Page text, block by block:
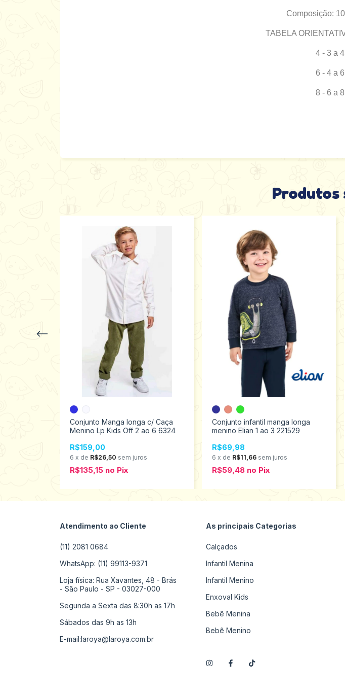
Composição:
TABELA
4 - 3 a
6 - 4 a
8 - 6 a
Produtos
Conjunto Manga longa c/ Caça
Menino Lp Kids Off 2 ao 6 6324
R$159,00
6 x de R$26,50 sem juros
R$135,15 no Pix
Conjunto infantil manga longa
menino Elian 1 ao 3 221529
R$69,98
6 x de R$11,66 sem juros
R$59,48 no Pix
Atendimento ao Cliente
(11) 2081 0684
WhatsApp: (11) 99113-9371
Loja física: Rua Xavantes, 48 - Brás
- São Paulo - SP - 03027-000
Segunda a Sexta das 8:30h as 17h
Sábados das 9h as 13h
E-mail:laroya@laroya.com.br
As principais Categorias
Calçados
Infantil Menina
Infantil Menino
Enxoval Kids
Bebê Menina
Bebê Menino